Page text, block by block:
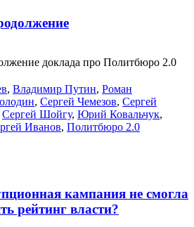
доклада про Политбюро 2.0
, Владимир Путин, Роман
, Сергей Чемезов, Сергей
Сергей Шойгу, Юрий Ковальчук,
Иванов, Политбюро 2.0
кампания не смогла
рейтинг власти?